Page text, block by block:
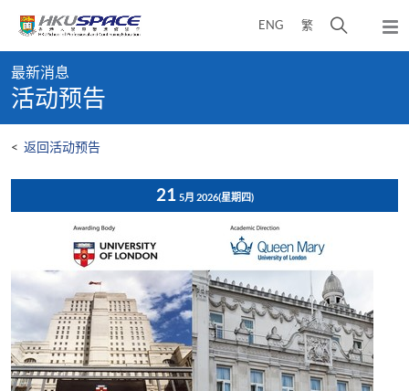
content
ENG 繁
开
弹
出
content
start
最新消息
活动预告
< 返回活动预告
21 5月 2026(星期四)